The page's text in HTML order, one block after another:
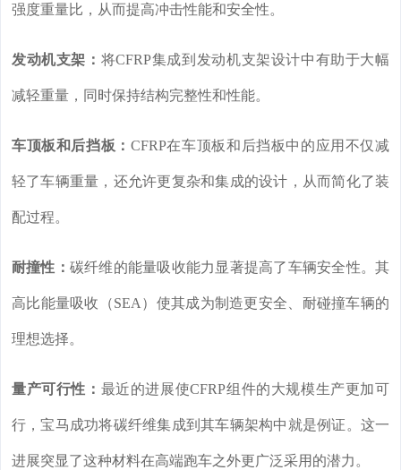
强度重量比，从而提高冲击性能和安全性。
发动机支架： 将CFRP集成到发动机支架设计中有助于大幅
减轻重量，同时保持结构完整性和性能。
车顶板和后挡板： CFRP在车顶板和后挡板中的应用不仅减
轻了车辆重量，还允许更复杂和集成的设计，从而简化了装
配过程。
耐撞性： 碳纤维的能量吸收能力显著提高了车辆安全性。其
高比能量吸收（SEA）使其成为制造更安全、耐碰撞车辆的
理想选择。
量产可行性： 最近的进展使CFRP组件的大规模生产更加可
行，宝马成功将碳纤维集成到其车辆架构中就是例证。这一
进展突显了这种材料在高端跑车之外更广泛采用的潜力。